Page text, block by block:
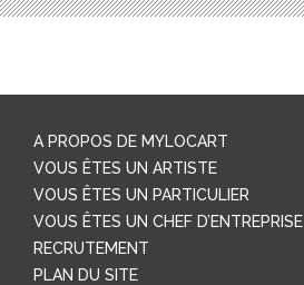
L’ARTICLE
A PROPOS DE MYLOCART
VOUS ÊTES UN ARTISTE
VOUS ÊTES UN PARTICULIER
VOUS ÊTES UN CHEF D’ENTREPRISE
RECRUTEMENT
PLAN DU SITE